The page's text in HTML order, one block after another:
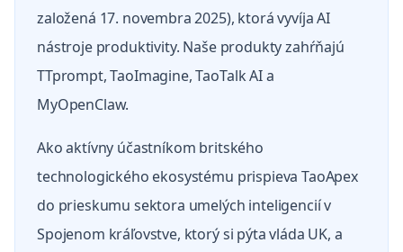
založená 17. novembra 2025), ktorá vyvíja AI
nástroje produktivity. Naše produkty zahŕňajú
TTprompt, TaoImagine, TaoTalk AI a
MyOpenClaw.
Ako aktívny účastníkom britského
technologického ekosystému prispieva TaoApex
do prieskumu sektora umelých inteligencií v
Spojenom kráľovstve, ktorý si pýta vláda UK, a